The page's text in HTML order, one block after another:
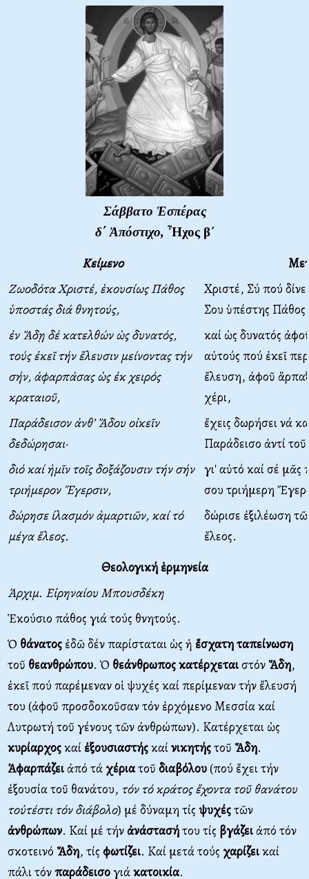
Σάββατο Ἑσπέρας
δ΄ Ἀπόστιχο, Ἦχος β΄
Κείμενο
Ζωοδότα Χριστέ, ἑκουσίως Πάθος
ὑποστάς διά θνητούς,
ἐν Ἅδῃ δέ κατελθών ὡς δυνατός,
τούς ἐκεῖ τήν ἔλευσιν μείνοντας τήν
σήν, ἀφαρπάσας ὡς ἐκ χειρός
κραταιοῦ,
Παράδεισον ἀνθ’ Ἅδου οἰκεῖν
δεδώρησαι·
διό καί ἡμῖν τοῖς δοξάζουσιν τήν σήν
τριήμερον Ἔγερσιν,
δώρησε ἰλασμόν ἁμαρτιῶν, καί τό
μέγα ἔλεος.
Χριστέ, Σύ πού
Σου ὑπέστης Πάθος
καί ὡς δυνατός
αὐτούς πού ἐκεῖ
ἔλευση, ἀφοῦ
χέρι,
ἔχεις δωρήσει νά
Παράδεισο ἀντί
γι' αὐτό καί σέ μᾶς
σου τριήμερη
δώρισε ἐξιλέωση
ἔλεος.
Θεολογική ἑρμηνεία
Ἀρχιμ. Εἰρηναίου Μπουσδέκη
Ἑκούσιο πάθος γιά τούς θνητούς.
Ὁ θάνατος ἐδῶ δέν παρίσταται ὡς ἡ ἔσχατηταπείνωση
τοῦ θεανθρώπου. Ὁ θεάνθρωποςκατέρχεταιστόν Ἅδη,
ἐκεῖ πού παρέμεναν οἱ ψυχές καί περίμεναν τήν ἔλευσή
του (ἀφοῦ προσδοκοῦσαν τόν ἐρχόμενο Μεσσία καί
Λυτρωτή τοῦ γένους τῶν ἀνθρώπων). Κατέρχεται ὡς
κυρίαρχοςκαί ἐξουσιαστήςκαίνικητήςτοῦ Ἅδη.
Ἀφαρπάζει ἀπό τά χέριατοῦ διαβόλου (πού ἔχει τήν
ἐξουσία τοῦ θανάτου, τόν τό κράτος ἔχοντα τοῦ θανάτου
τοὐτέστι τόν διάβολο) μέ δύναμη τίς ψυχέςτῶν
ἀνθρώπων. Καί μέ τήν ἀνάστασήτου τίς βγάζει ἀπό τόν
σκοτεινό Ἅδη, τίς φωτίζει. Καί μετά τούς χαρίζεικαί
πάλι τόνπαράδεισογιάκατοικία.